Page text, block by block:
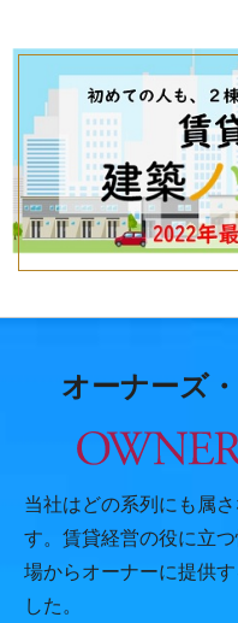
オーナーズ
当社はどの系列にも属
す。賃貸経営の役に立
場からオーナーに提供
した。